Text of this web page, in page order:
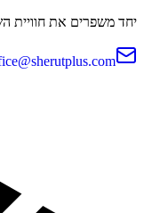
יחד משפרים את חוויית